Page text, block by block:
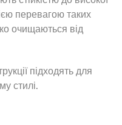
перевагою таких
очищаються від
підходять для
стилі.